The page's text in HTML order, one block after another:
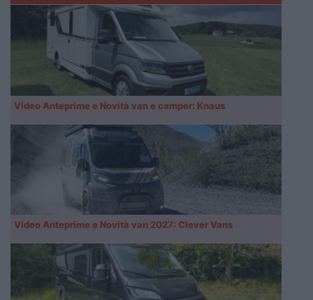
Video Anteprime e Novità van e camper: Knaus
Video Anteprime e Novità van 2027: Clever Vans